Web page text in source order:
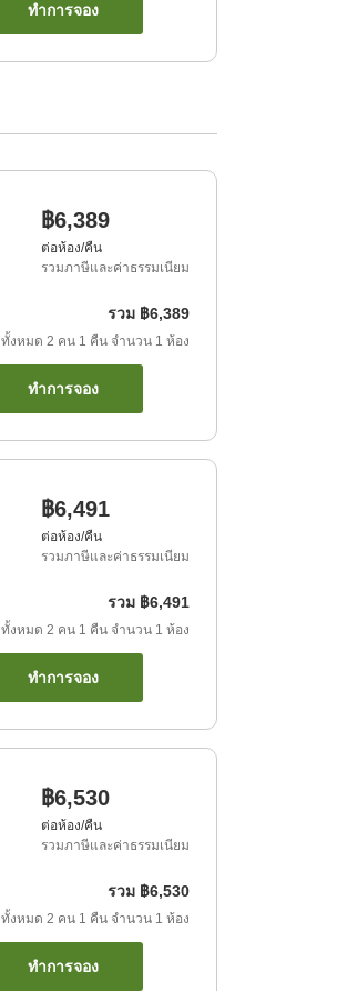
ทำการจอง
฿6,389
ต่อห้อง/คืน
รวมภาษีและค่าธรรมเนียม
รวม ฿6,389
ทั้งหมด 2 คน 1 คืน จำนวน 1 ห้อง
ทำการจอง
฿6,491
ต่อห้อง/คืน
รวมภาษีและค่าธรรมเนียม
รวม ฿6,491
ทั้งหมด 2 คน 1 คืน จำนวน 1 ห้อง
ทำการจอง
฿6,530
ต่อห้อง/คืน
รวมภาษีและค่าธรรมเนียม
รวม ฿6,530
ทั้งหมด 2 คน 1 คืน จำนวน 1 ห้อง
ทำการจอง